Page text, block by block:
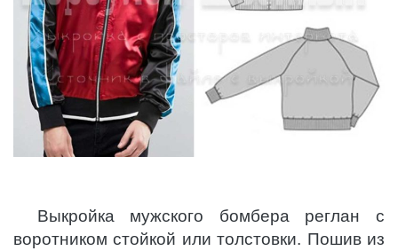
Выкройка мужского бомбера реглан с
воротником стойкой или толстовки. Пошив из